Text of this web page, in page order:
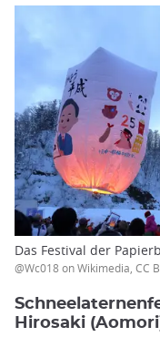
Das Festival der
@Wc018 on Wikimedia, CC
Hirosaki